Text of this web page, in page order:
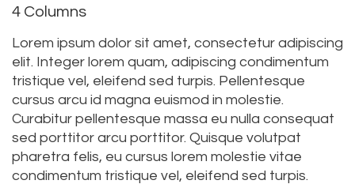
4 Columns
Lorem ipsum dolor sit amet, consectetur adipiscing
elit. Integer lorem quam, adipiscing condimentum
tristique vel, eleifend sed turpis. Pellentesque
cursus arcu id magna euismod in molestie.
Curabitur pellentesque massa eu nulla consequat
sed porttitor arcu porttitor. Quisque volutpat
pharetra felis, eu cursus lorem molestie vitae
condimentum tristique vel, eleifend sed turpis.